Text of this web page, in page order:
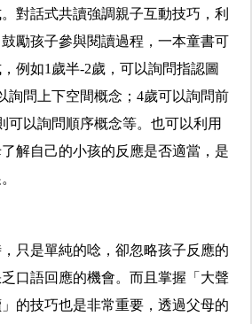
對話式共讀強調親子互動技巧，利
勵孩子參與閱讀過程，一本童書可
例如1歲半-2歲，可以詢問指認圖
詢問上下空間概念；4歲可以詢問前
可以詢問順序概念等。也可以利用
解自己的小孩的反應是否適當，是
只是單純的唸，卻忽略孩子反應的
口語回應的機會。而且掌握「大聲
的技巧也是非常重要，透過父母的